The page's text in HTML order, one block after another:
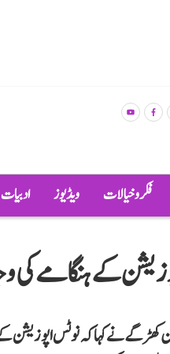
فکر و خیالات ویڈیوز ادبیات
کے ہنگامے کی